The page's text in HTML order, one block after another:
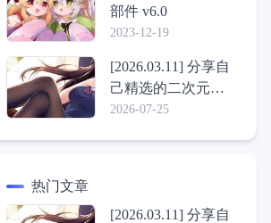
部件 v6.0
2023-12-19
[2026.03.11] 分享自
己精选的二次元壁
纸包
2026-07-25
热门文章
[2026.03.11] 分享自